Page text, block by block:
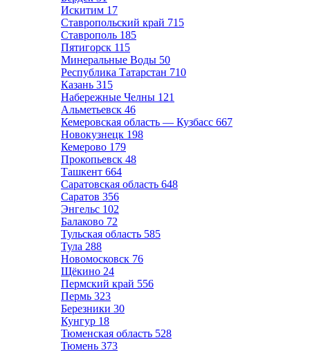
Искитим 17
Ставропольский край 715
Ставрополь 185
Пятигорск 115
Минеральные Воды 50
Республика Татарстан 710
Казань 315
Набережные Челны 121
Альметьевск 46
Кемеровская область — Кузбасс 667
Новокузнецк 198
Кемерово 179
Прокопьевск 48
Ташкент 664
Саратовская область 648
Саратов 356
Энгельс 102
Балаково 72
Тульская область 585
Тула 288
Новомосковск 76
Щёкино 24
Пермский край 556
Пермь 323
Березники 30
Кунгур 18
Тюменская область 528
Тюмень 373